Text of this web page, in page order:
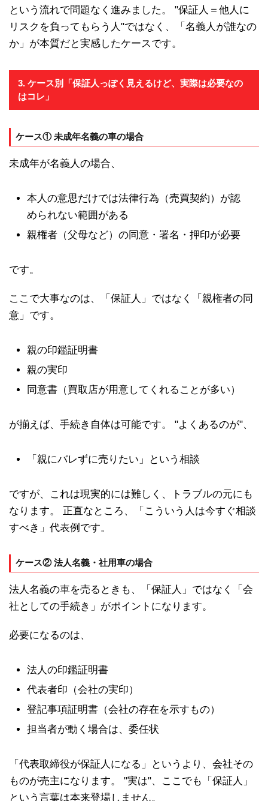
という流れで問題なく進みました。 "保証人＝他人に
リスクを負ってもらう人"ではなく、「名義人が誰なの
か」が本質だと実感したケースです。
3. ケース別「保証人っぽく見えるけど、実際は必要なの
はコレ」
ケース① 未成年名義の車の場合
未成年が名義人の場合、
本人の意思だけでは法律行為（売買契約）が認
められない範囲がある
親権者（父母など）の同意・署名・押印が必要
です。
ここで大事なのは、「保証人」ではなく「親権者の同
意」です。
親の印鑑証明書
親の実印
同意書（買取店が用意してくれることが多い）
が揃えば、手続き自体は可能です。 "よくあるのが"、
「親にバレずに売りたい」という相談
ですが、これは現実的には難しく、トラブルの元にも
なります。 正直なところ、「こういう人は今すぐ相談
すべき」代表例です。
ケース② 法人名義・社用車の場合
法人名義の車を売るときも、「保証人」ではなく「会
社としての手続き」がポイントになります。
必要になるのは、
法人の印鑑証明書
代表者印（会社の実印）
登記事項証明書（会社の存在を示すもの）
担当者が動く場合は、委任状
「代表取締役が保証人になる」というより、会社その
ものが売主になります。 "実は"、ここでも「保証人」
という言葉は本来登場しません。